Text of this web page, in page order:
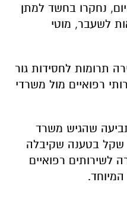
נחקרו בחשד למתן
לשעבר, מוטי
תרומות לחסידות גור
רפואיים מול משרדי
שהגיש משרד
של 47 מיליון שקל בטענה שקיבלה
לשירותים רפואיים
המיוחד.